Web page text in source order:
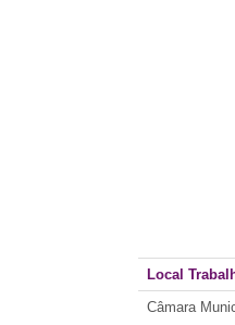
Local
Câmara